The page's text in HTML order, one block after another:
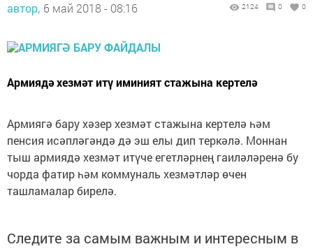
автор, 6 май 2018 - 08:16 2124 0 0
Армиядә хезмәт итү иминият стажына кертелә
Армиягә бару хәзер хезмәт стажына кертелә һәм
пенсия исәпләгәндә дә эш елы дип теркәлә. Моннан
тыш армиядә хезмәт итүче егетләрнең гаиләләренә бу
чорда фатир һәм коммуналь хезмәтләр өчен
ташламалар бирелә.
Следите за самым важным и интересным в